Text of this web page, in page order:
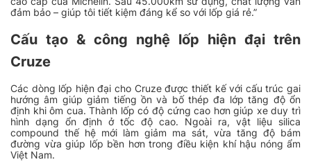
đảm bảo – giúp tôi tiết kiệm đáng kể so với lốp giá rẻ.”
Cấu tạo & công nghệ lốp hiện đại trên
Cruze
Các dòng lốp hiện đại cho Cruze được thiết kế với cấu trúc gai
hướng âm giúp giảm tiếng ồn và bố thép đa lớp tăng độ ổn
định khi ôm cua. Thành lốp có độ cứng cao hơn giúp xe duy trì
hình dạng ổn định ở tốc độ cao. Ngoài ra, vật liệu silica
compound thế hệ mới làm giảm ma sát, vừa tăng độ bám
đường vừa giúp lốp bền hơn trong điều kiện khí hậu nóng ẩm
Việt Nam.